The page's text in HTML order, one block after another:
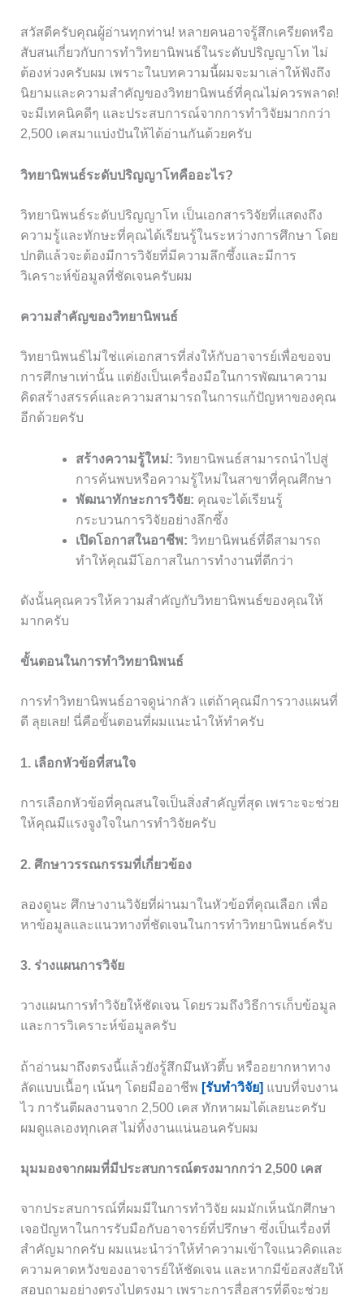
สวัสดีครับคุณผู้อ่านทุกท่าน! หลายคนอาจรู้สึกเครียดหรือ
สับสนเกี่ยวกับการทำวิทยานิพนธ์ในระดับปริญญาโท ไม่
ต้องห่วงครับผม เพราะในบทความนี้ผมจะมาเล่าให้ฟังถึง
นิยามและความสำคัญของวิทยานิพนธ์ที่คุณไม่ควรพลาด!
จะมีเทคนิคดีๆ และประสบการณ์จากการทำวิจัยมากกว่า
2,500 เคสมาแบ่งปันให้ได้อ่านกันด้วยครับ
วิทยานิพนธ์ระดับปริญญาโทคืออะไร?
วิทยานิพนธ์ระดับปริญญาโท เป็นเอกสารวิจัยที่แสดงถึง
ความรู้และทักษะที่คุณได้เรียนรู้ในระหว่างการศึกษา โดย
ปกติแล้วจะต้องมีการวิจัยที่มีความลึกซึ้งและมีการ
วิเคราะห์ข้อมูลที่ชัดเจนครับผม
ความสำคัญของวิทยานิพนธ์
วิทยานิพนธ์ไม่ใช่แค่เอกสารที่ส่งให้กับอาจารย์เพื่อขอจบ
การศึกษาเท่านั้น แต่ยังเป็นเครื่องมือในการพัฒนาความ
คิดสร้างสรรค์และความสามารถในการแก้ปัญหาของคุณ
อีกด้วยครับ
สร้างความรู้ใหม่: วิทยานิพนธ์สามารถนำไปสู่
การค้นพบหรือความรู้ใหม่ในสาขาที่คุณศึกษา
พัฒนาทักษะการวิจัย: คุณจะได้เรียนรู้
กระบวนการวิจัยอย่างลึกซึ้ง
เปิดโอกาสในอาชีพ: วิทยานิพนธ์ที่ดีสามารถ
ทำให้คุณมีโอกาสในการทำงานที่ดีกว่า
ดังนั้นคุณควรให้ความสำคัญกับวิทยานิพนธ์ของคุณให้
มากครับ
ขั้นตอนในการทำวิทยานิพนธ์
การทำวิทยานิพนธ์อาจดูน่ากลัว แต่ถ้าคุณมีการวางแผนที่
ดี ลุยเลย! นี่คือขั้นตอนที่ผมแนะนำให้ทำครับ
1. เลือกหัวข้อที่สนใจ
การเลือกหัวข้อที่คุณสนใจเป็นสิ่งสำคัญที่สุด เพราะจะช่วย
ให้คุณมีแรงจูงใจในการทำวิจัยครับ
2. ศึกษาวรรณกรรมที่เกี่ยวข้อง
ลองดูนะ ศึกษางานวิจัยที่ผ่านมาในหัวข้อที่คุณเลือก เพื่อ
หาข้อมูลและแนวทางที่ชัดเจนในการทำวิทยานิพนธ์ครับ
3. ร่างแผนการวิจัย
วางแผนการทำวิจัยให้ชัดเจน โดยรวมถึงวิธีการเก็บข้อมูล
และการวิเคราะห์ข้อมูลครับ
ถ้าอ่านมาถึงตรงนี้แล้วยังรู้สึกมึนหัวตึ้บ หรืออยากหาทาง
ลัดแบบเนื้อๆ เน้นๆ โดยมืออาชีพ [รับทำวิจัย] แบบที่จบงาน
ไว การันตีผลงานจาก 2,500 เคส ทักหาผมได้เลยนะครับ
ผมดูแลเองทุกเคส ไม่ทิ้งงานแน่นอนครับผม
มุมมองจากผมที่มีประสบการณ์ตรงมากกว่า 2,500 เคส
จากประสบการณ์ที่ผมมีในการทำวิจัย ผมมักเห็นนักศึกษา
เจอปัญหาในการรับมือกับอาจารย์ที่ปรึกษา ซึ่งเป็นเรื่องที่
สำคัญมากครับ ผมแนะนำว่าให้ทำความเข้าใจแนวคิดและ
ความคาดหวังของอาจารย์ให้ชัดเจน และหากมีข้อสงสัยให้
สอบถามอย่างตรงไปตรงมา เพราะการสื่อสารที่ดีจะช่วย